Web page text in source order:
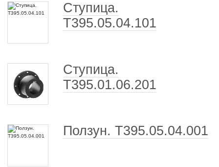
Ступица.
Т395.05.04.101
Ступица.
Т395.01.06.201
Ползун. Т395.05.04.001